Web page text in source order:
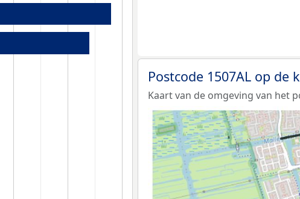
Postcode 1507AL op de
Kaart van de omgeving van het